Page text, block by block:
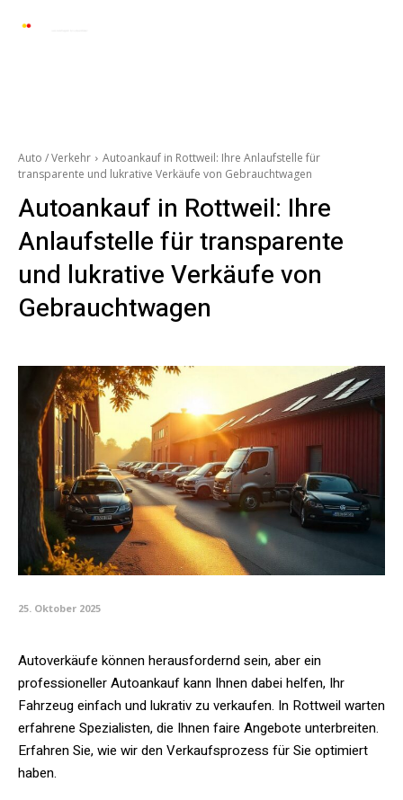
Auto / Verkehr
Autoankauf in Rottweil: Ihre Anlaufstelle für
transparente und lukrative Verkäufe von Gebrauchtwagen
Autoankauf in Rottweil: Ihre
Anlaufstelle für transparente
und lukrative Verkäufe von
Gebrauchtwagen
25. Oktober 2025
Autoverkäufe können herausfordernd sein, aber ein
professioneller Autoankauf kann Ihnen dabei helfen, Ihr
Fahrzeug einfach und lukrativ zu verkaufen. In Rottweil warten
erfahrene Spezialisten, die Ihnen faire Angebote unterbreiten.
Erfahren Sie, wie wir den Verkaufsprozess für Sie optimiert
haben.